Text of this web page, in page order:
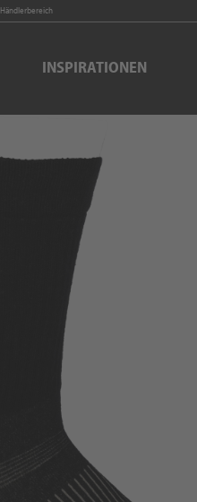
Händlerbereich
INSPIRATIONEN